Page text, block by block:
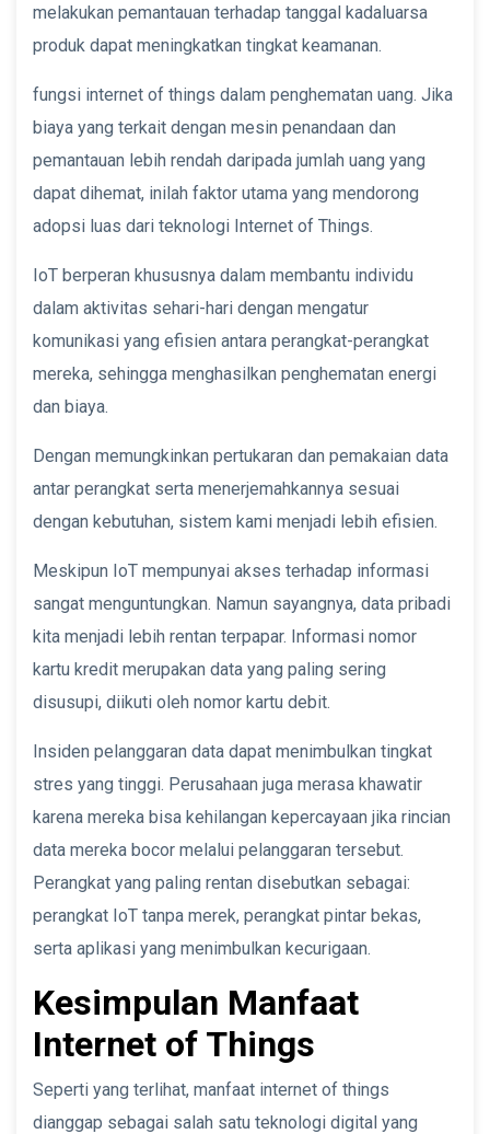
melakukan pemantauan terhadap tanggal kadaluarsa
produk dapat meningkatkan tingkat keamanan.
fungsi internet of things dalam penghematan uang. Jika
biaya yang terkait dengan mesin penandaan dan
pemantauan lebih rendah daripada jumlah uang yang
dapat dihemat, inilah faktor utama yang mendorong
adopsi luas dari teknologi Internet of Things.
IoT berperan khususnya dalam membantu individu
dalam aktivitas sehari-hari dengan mengatur
komunikasi yang efisien antara perangkat-perangkat
mereka, sehingga menghasilkan penghematan energi
dan biaya.
Dengan memungkinkan pertukaran dan pemakaian data
antar perangkat serta menerjemahkannya sesuai
dengan kebutuhan, sistem kami menjadi lebih efisien.
Meskipun IoT mempunyai akses terhadap informasi
sangat menguntungkan. Namun sayangnya, data pribadi
kita menjadi lebih rentan terpapar. Informasi nomor
kartu kredit merupakan data yang paling sering
disusupi, diikuti oleh nomor kartu debit.
Insiden pelanggaran data dapat menimbulkan tingkat
stres yang tinggi. Perusahaan juga merasa khawatir
karena mereka bisa kehilangan kepercayaan jika rincian
data mereka bocor melalui pelanggaran tersebut.
Perangkat yang paling rentan disebutkan sebagai:
perangkat IoT tanpa merek, perangkat pintar bekas,
serta aplikasi yang menimbulkan kecurigaan.
Kesimpulan Manfaat
Internet of Things
Seperti yang terlihat, manfaat internet of things
dianggap sebagai salah satu teknologi digital yang